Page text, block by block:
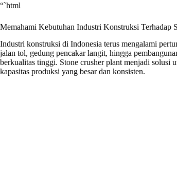
“`html
Memahami Kebutuhan Industri Konstruksi Terhadap
Industri konstruksi di Indonesia terus mengalami
jalan tol, gedung pencakar langit, hingga
berkualitas tinggi. Stone crusher plant menjadi solusi
kapasitas produksi yang besar dan konsisten.